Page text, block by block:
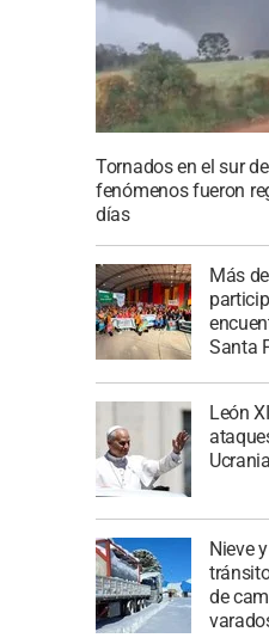
Tornados en el sur
fenómenos fueron
días
Más
Santa
León
Nieve
de